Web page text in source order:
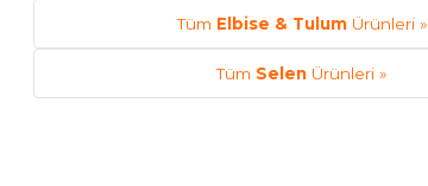
Tüm Elbise & TulumÜrünleri »
Tüm Selen Ürünleri »